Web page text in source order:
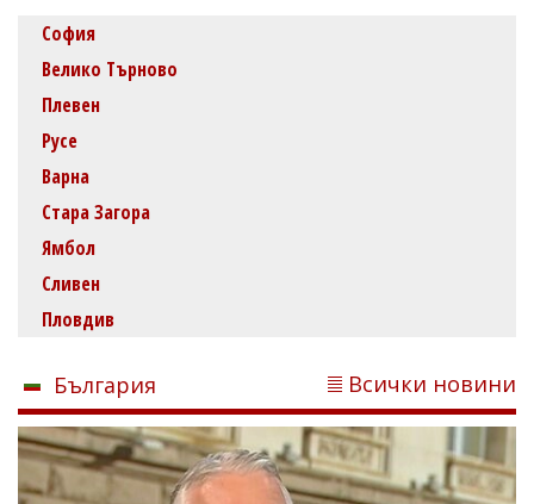
София
Велико Търново
Плевен
Русе
Варна
Стара Загора
Ямбол
Сливен
Пловдив
България Всички новини